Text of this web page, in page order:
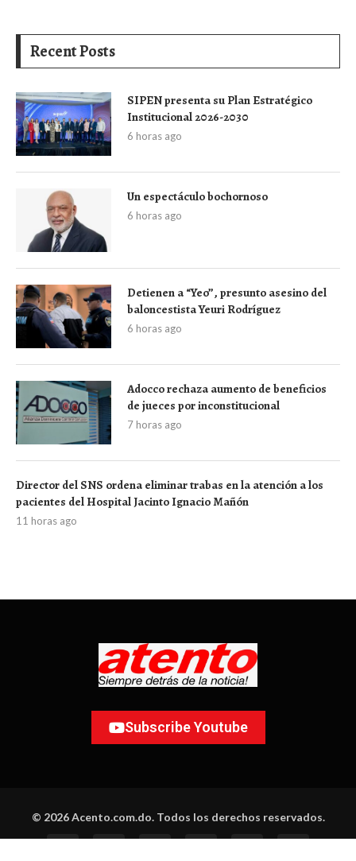
Recent Posts
SIPEN presenta su Plan Estratégico
Institucional 2026-2030
6 horas ago
Un espectáculo bochornoso
6 horas ago
Detienen a “Yeo”, presunto asesino del
baloncestista Yeuri Rodríguez
6 horas ago
Adocco rechaza aumento de beneficios
de jueces por inconstitucional
7 horas ago
Director del SNS ordena eliminar trabas en la atención a los
pacientes del Hospital Jacinto Ignacio Mañón
11 horas ago
Subscribe Youtube
© 2026 Acento.com.do. Todos los derechos reservados.